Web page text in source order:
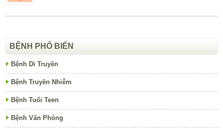
BỆNH PHỔ BIẾN
Bệnh Di Truyền
Bệnh Truyền Nhiễm
Bệnh Tuổi Teen
Bệnh Văn Phòng